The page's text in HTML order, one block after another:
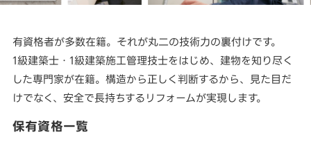
有資格者が多数在籍。それが丸二の技術力の裏付けです。
1級建築士・1級建築施工管理技士をはじめ、建物を知り尽く
した専門家が在籍。構造から正しく判断するから、見た目だ
けでなく、安全で長持ちするリフォームが実現します。
保有資格一覧